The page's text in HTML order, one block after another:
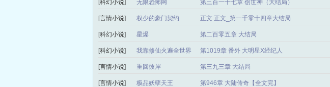
[科幻小说] 无限恐怖网 第三百一十七章 创世神（大结局）
[言情小说] 权少的豪门契约 正文 正文_第一千零十四章大结局
[科幻小说] 星爆 第二百零五章 大结局
[科幻小说] 我靠修仙火遍全世界 第1019章 番外 大明星X经纪人
[言情小说] 重回彼岸 第三九三章 大结局
[言情小说] 极品妖孽天王 第946章 大陆传奇【全文完】